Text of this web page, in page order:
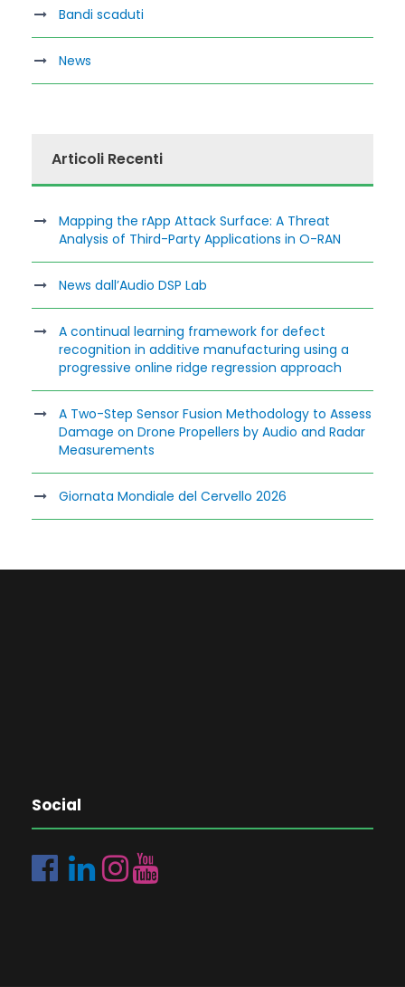
Bandi scaduti
News
Articoli Recenti
Mapping the rApp Attack Surface: A Threat
Analysis of Third-Party Applications in O-RAN
News dall’Audio DSP Lab
A continual learning framework for defect
recognition in additive manufacturing using a
progressive online ridge regression approach
A Two-Step Sensor Fusion Methodology to Assess
Damage on Drone Propellers by Audio and Radar
Measurements
Giornata Mondiale del Cervello 2026
Social